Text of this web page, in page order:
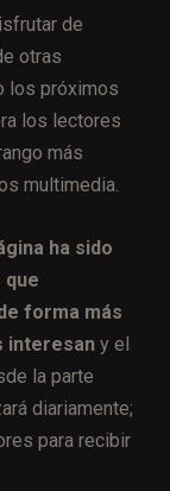
de
otras
los próximos
los lectores
más
multimedia.
ha sido
forma más
interesan y el
la parte
diariamente;
para recibir